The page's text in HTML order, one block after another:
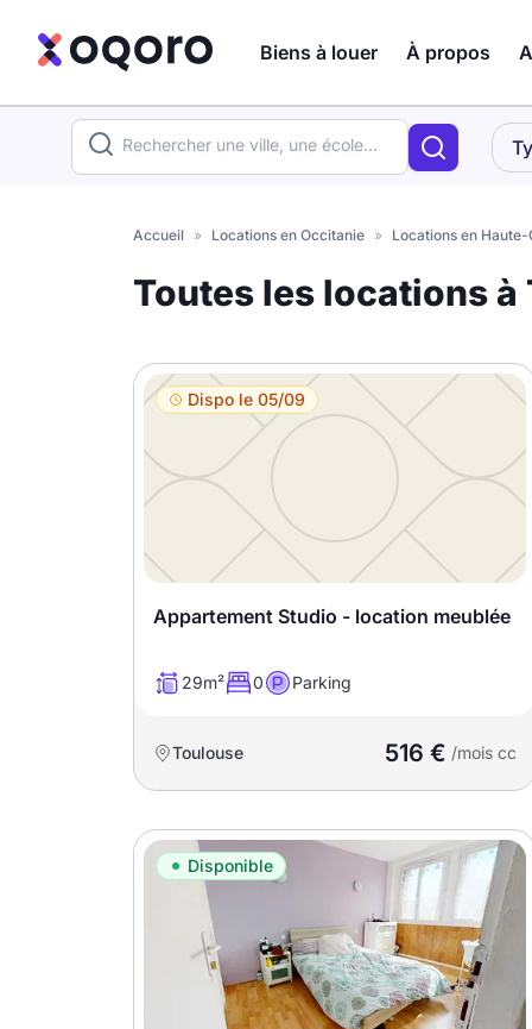
Biens à louer À propos
Votre
Colocation Coliving
Non meublé
Nombre de pièces
T1 T1 bis
T4 T5
T9
recherche
Accueil » Locations en Occitanie » Locations en Haute-
Toutes les locations à
Dispo le 05/09
Appartement Studio - location meublée
29m² 0 Parking
Toulouse 516 € /mois cc
Disponible